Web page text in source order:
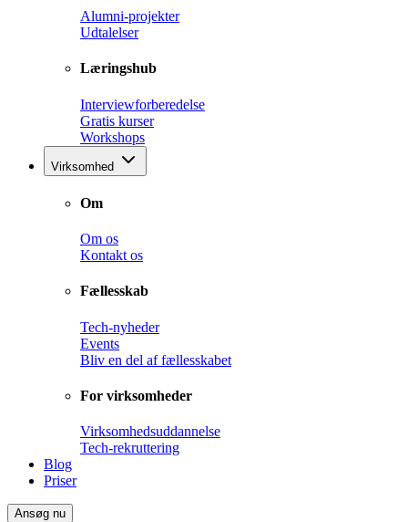
Alumni-projekter
Udtalelser
Læringshub
Interviewforberedelse
Gratis kurser
Workshops
Virksomhed
Om
Om os
Kontakt os
Fællesskab
Tech-nyheder
Events
Bliv en del af fællesskabet
For virksomheder
Virksomhedsuddannelse
Tech-rekruttering
Blog
Priser
Ansøg nu